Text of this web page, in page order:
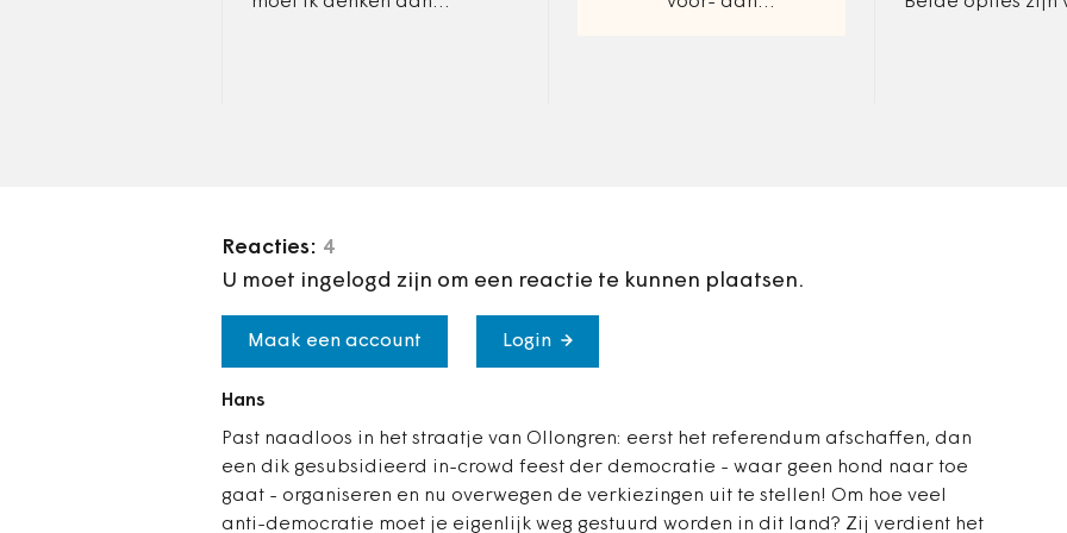
Reacties: 4
U moet ingelogd zijn om een reactie te kunnen plaatsen.
Maak een account Login
Hans
Past naadloos in het straatje van Ollongren: eerst het referendum afschaffen, dan
een dik gesubsidieerd in-crowd feest der democratie - waar geen hond naar toe
gaat - organiseren en nu overwegen de verkiezingen uit te stellen! Om hoe veel
anti-democratie moet je eigenlijk weg gestuurd worden in dit land? Zij verdient het